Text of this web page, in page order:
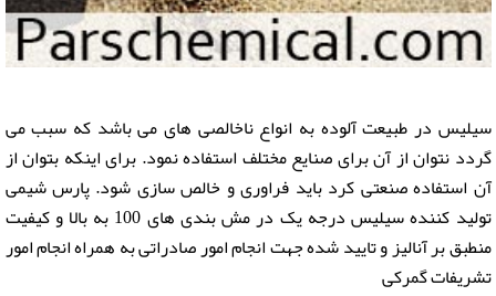
سیلیس در طبیعت آلوده به انواع ناخالصی های می باشد که سبب می
گردد نتوان از آن برای صنایع مختلف استفاده نمود. برای اینکه بتوان از
آن استفاده صنعتی کرد باید فراوری و خالص سازی شود. پارس شیمی
تولید کننده سیلیس درجه یک در مش بندی های 100 به بالا و کیفیت
منطبق بر آنالیز و تایید شده جهت انجام امور صادراتی به همراه انجام امور
تشریفات گمرکی